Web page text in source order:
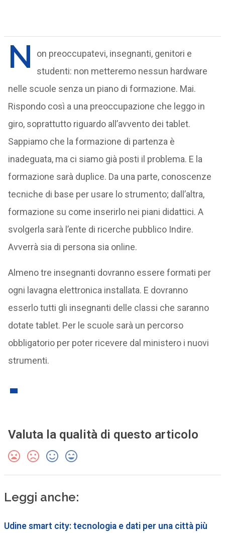
N
on preoccupatevi, insegnanti, genitori e
studenti: non metteremo nessun hardware
nelle scuole senza un piano di formazione. Mai.
Rispondo così a una preoccupazione che leggo in
giro, soprattutto riguardo all’avvento dei tablet.
Sappiamo che la formazione di partenza è
inadeguata, ma ci siamo già posti il problema. E la
formazione sarà duplice. Da una parte, conoscenze
tecniche di base per usare lo strumento; dall’altra,
formazione su come inserirlo nei piani didattici. A
svolgerla sarà l’ente di ricerche pubblico Indire.
Avverrà sia di persona sia online.
Almeno tre insegnanti dovranno essere formati per
ogni lavagna elettronica installata. E dovranno
esserlo tutti gli insegnanti delle classi che saranno
dotate tablet. Per le scuole sarà un percorso
obbligatorio per poter ricevere dal ministero i nuovi
strumenti.
Valuta la qualità di questo articolo
Leggi anche:
Udine smart city: tecnologia e dati per una città più